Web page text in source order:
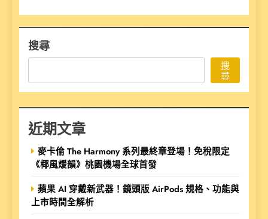
搜尋
搜
尋
近期文章
麥卡倫 The Harmony 系列最終章登場！免稅限定
《椰風煖韻》桃園機場全球首發
蘋果 AI 穿戴新武器！鏡頭版 AirPods 規格、功能與
上市時間全解析